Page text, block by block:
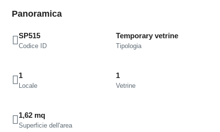
Panoramica
SP515
Codice ID
Temporary vetrine
Tipologia
1
Locale
1
Vetrine
1,62 mq
Superficie dell'area